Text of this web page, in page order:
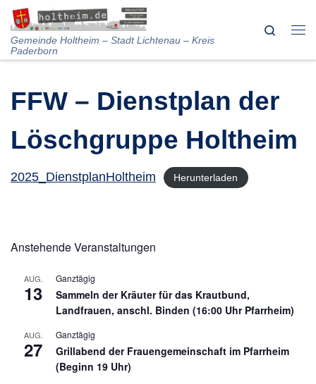
Skip to content
Gemeinde Holtheim – Stadt Lichtenau – Kreis
Paderborn
Search
FFW – Dienstplan der
Löschgruppe Holtheim
2025_DienstplanHoltheim Herunterladen
Anstehende Veranstaltungen
AUG.
13
Ganztägig
Sammeln der Kräuter für das Krautbund,
Landfrauen, anschl. Binden (16:00 Uhr Pfarrheim)
AUG.
27
Ganztägig
Grillabend der Frauengemeinschaft im Pfarrheim
(Beginn 19 Uhr)